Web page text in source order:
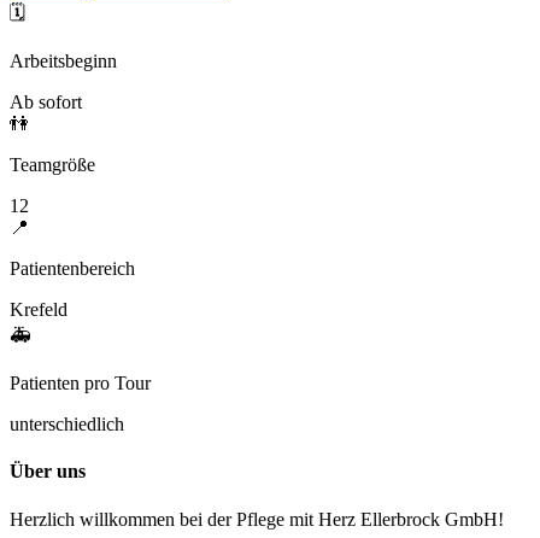
🗓️
Arbeitsbeginn
Ab sofort
👫
Teamgröße
12
📍
Patientenbereich
Krefeld
🚑
Patienten pro Tour
unterschiedlich
Über uns
Herzlich willkommen bei der Pflege mit Herz Ellerbrock GmbH!